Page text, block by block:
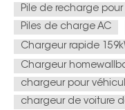
accessible. Voici
l'industr...
Pile de recharge
Piles de charge AC
Chargeur rapide
Chargeur
chargeur pour
chargeur de voiture